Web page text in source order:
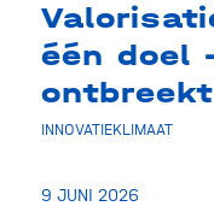
één doel
INNOVATIEKLIMAAT
9 JUNI 2026